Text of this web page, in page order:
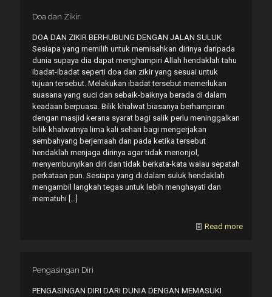
Doa dan Zikir
DOA DAN ZIKIR BERHUBUNG DENGAN JALAN SULUK
Sesiapa yang memilih untuk memisahkan dirinya daripada
dunia supaya dia dapat menghampiri Allah hendaklah tahu
ibadat-ibadat seperti doa dan zikir yang sesuai untuk
tujuan tersebut. Melakukan ibadat tersebut memerlukan
suasana yang suci dan sebaik-baiknya berada di dalam
keadaan berpuasa. Bilik khalwat biasanya berhampiran
dengan masjid kerana syarat bagi salik perlu meninggalkan
bilik khalwatnya lima kali sehari bagi mengerjakan
sembahyang berjemaah dan pada ketika tersebut
hendaklah menjaga dirinya agar tidak menonjol,
menyembunyikan diri dan tidak berkata-kata walau sepatah
perkataan pun. Sesiapa yang di dalam suluk hendaklah
mengambil langkah tegas untuk lebih menghayati dan
mematuhi […]
Read more
Pengasingan Diri
PENGASINGAN DIRI DARI DUNIA DENGAN MEMASUKI